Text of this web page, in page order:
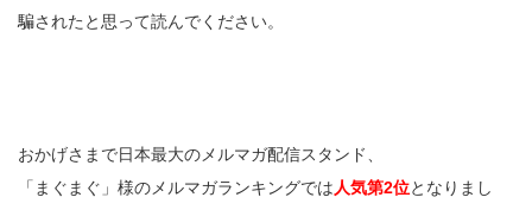
騙されたと思って読んでください。
おかげさまで日本最大のメルマガ配信スタンド、
「まぐまぐ」様のメルマガランキングでは人気第2位となりまし